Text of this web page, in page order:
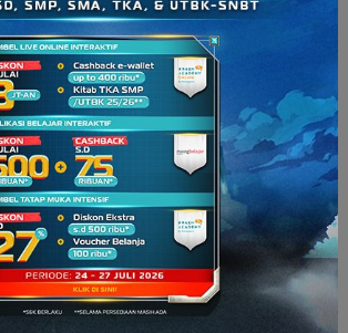
Pilihan Jawaban
bahasa Inggris SNBT juga bisa muncul
lho. Soal pengecoh ini dibuat
umum yang biasa dilakukan saat
soal literasi. Ada enam karakteristik atau
salahdalam tes literasi adalah sebagai
terdapat informasinya di teks.
relevan, tidak menyentuh topik teks sama